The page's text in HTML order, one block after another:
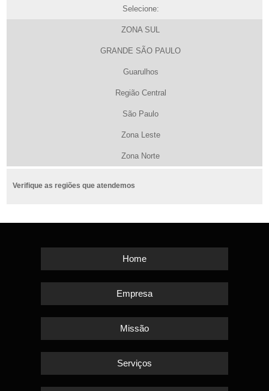
Selecione:
ZONA SUL
GRANDE SÃO PAULO
Guarulhos
Região Central
São Paulo
Zona Leste
Zona Norte
Verifique as regiões que atendemos
Home
Empresa
Missão
Serviços